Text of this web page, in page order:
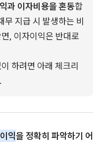
과 이자비용을 혼동합
무 지급 시 발생하는 비
, 이자이익은 반대로
하려면 아래 체크리
익을 정확히 파악하기 어